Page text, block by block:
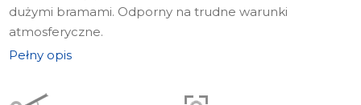
dużymi bramami. Odporny na trudne warunki
atmosferyczne.
Pełny opis